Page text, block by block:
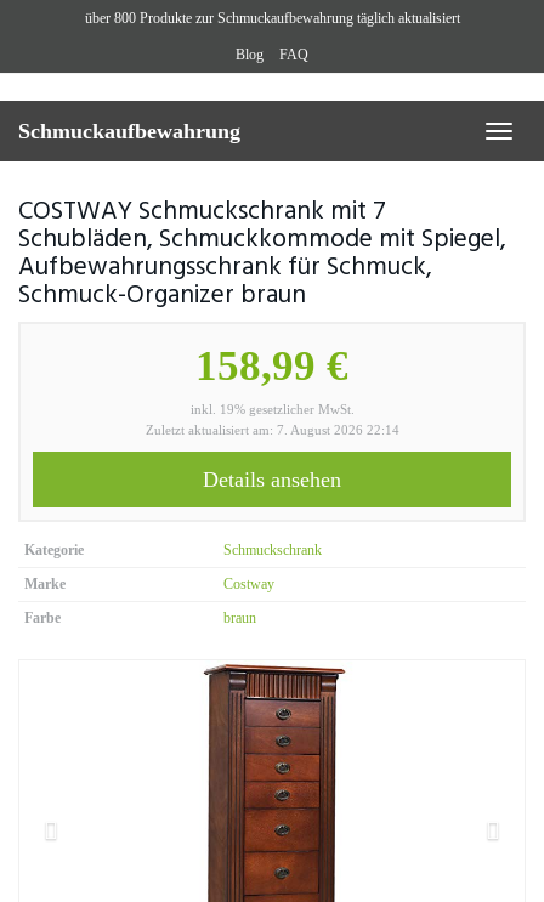
über 800 Produkte zur Schmuckaufbewahrung täglich aktualisiert
Blog FAQ
Toggle
Schmuckaufbewahrung
COSTWAY Schmuckschrank mit 7
Schubläden, Schmuckkommode mit Spiegel,
Aufbewahrungsschrank für Schmuck,
Schmuck-Organizer braun
158,99 €
inkl. 19% gesetzlicher MwSt.
Zuletzt aktualisiert am: 7. August 2026 22:14
Details ansehen
Kategorie
Schmuckschrank
Marke
Costway
Farbe
braun